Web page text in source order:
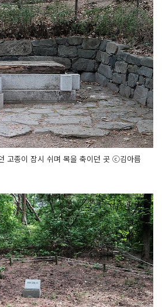
고종이 잠시 쉬며 목을 축이던 곳 ⓒ김아름